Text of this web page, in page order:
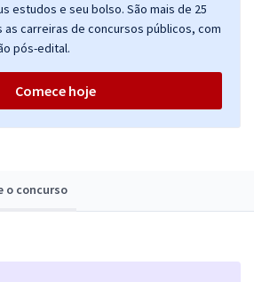
o concurso
estudos e seu bolso. São mais de 25
as carreiras de concursos públicos, com
pós-edital.
Comece hoje